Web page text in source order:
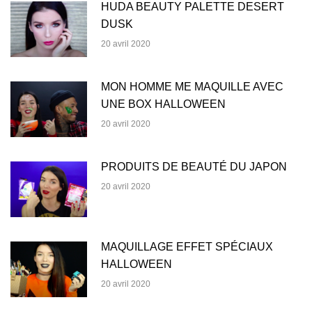
HUDA BEAUTY PALETTE DESERT
DUSK
20 avril 2020
MON HOMME ME MAQUILLE AVEC
UNE BOX HALLOWEEN
20 avril 2020
PRODUITS DE BEAUTÉ DU JAPON
20 avril 2020
MAQUILLAGE EFFET SPÉCIAUX
HALLOWEEN
20 avril 2020